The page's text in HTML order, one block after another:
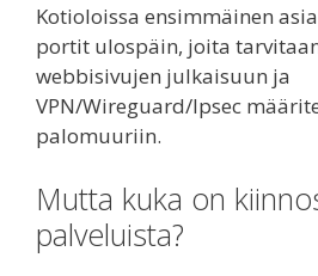
Kotioloissa ensimmäinen
portit ulospäin, joita
webbisivujen julkaisuun ja
VPN/Wireguard/Ipsec
palomuuriin.
Mutta kuka on
palveluista?